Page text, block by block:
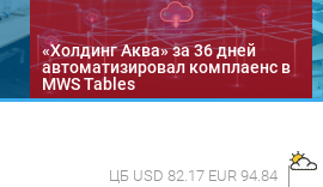
«Холдинг Аква» за 36 дней
автоматизировал комплаенс в
MWS Tables
ЦБ USD 82.17 EUR 94.84